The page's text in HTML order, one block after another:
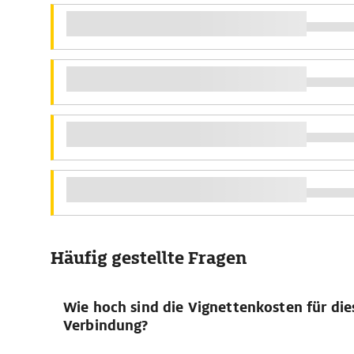
Häufig gestellte Fragen
Wie hoch sind die Vignettenkosten für
Verbindung?